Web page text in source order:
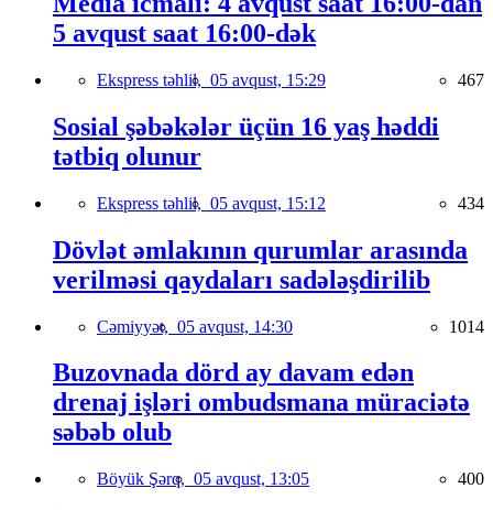
5 avqust saat 16:00-dək
Ekspress təhlil, 05 avqust, 15:29 467
Sosial şəbəkələr üçün 16 yaş həddi
tətbiq olunur
Ekspress təhlil, 05 avqust, 15:12 434
Dövlət əmlakının qurumlar arasında
verilməsi qaydaları sadələşdirilib
Cəmiyyət, 05 avqust, 14:30 1014
Buzovnada dörd ay davam edən
drenaj işləri ombudsmana müraciətə
səbəb olub
Böyük Şərq, 05 avqust, 13:05 400